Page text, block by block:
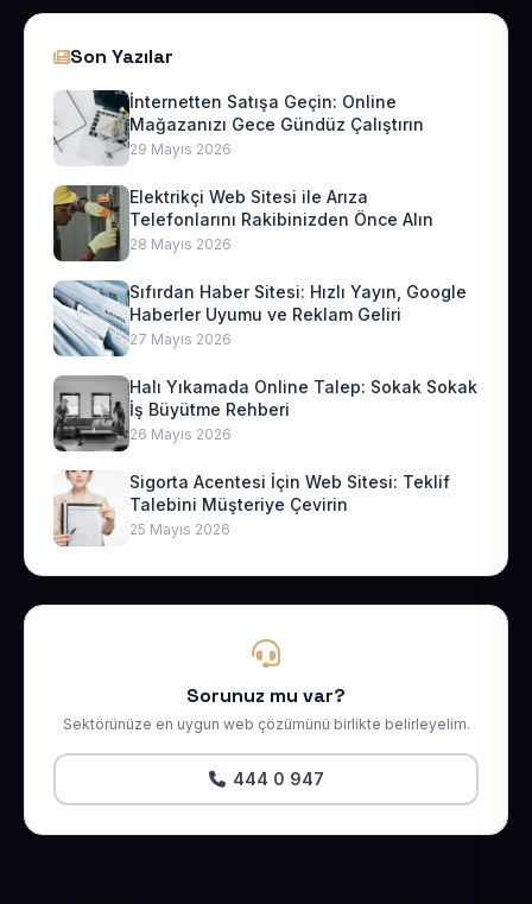
Son Yazılar
İnternetten Satışa Geçin: Online
Mağazanızı Gece Gündüz Çalıştırın
29 Mayıs 2026
Elektrikçi Web Sitesi ile Arıza
Telefonlarını Rakibinizden Önce Alın
28 Mayıs 2026
Sıfırdan Haber Sitesi: Hızlı Yayın, Google
Haberler Uyumu ve Reklam Geliri
27 Mayıs 2026
Halı Yıkamada Online Talep: Sokak Sokak
İş Büyütme Rehberi
26 Mayıs 2026
Sigorta Acentesi İçin Web Sitesi: Teklif
Talebini Müşteriye Çevirin
25 Mayıs 2026
Sorunuz mu var?
Sektörünüze en uygun web çözümünü birlikte belirleyelim.
444 0 947